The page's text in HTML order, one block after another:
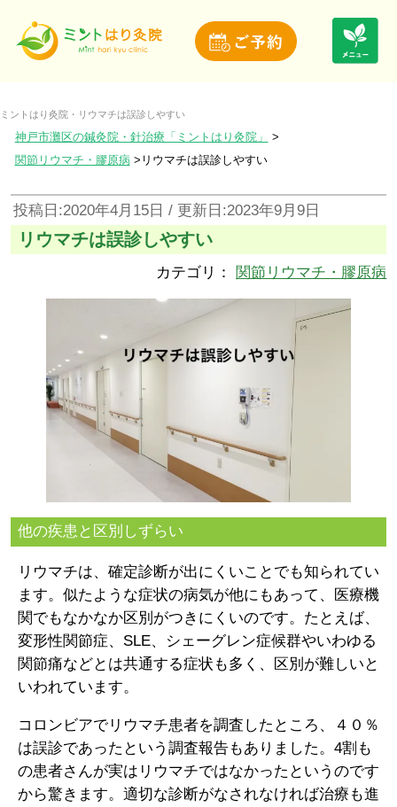
ミントはり灸院・リウマチは誤診しやすい
神戸市灘区の鍼灸院・針治療「ミントはり灸院」
関節リウマチ・膠原病
リウマチは誤診しやすい
投稿日:2020年4月15日 / 更新日:2023年9月9日
リウマチは誤診しやすい
カテゴリ： 関節リウマチ・膠原病
他の疾患と区別しずらい
リウマチは、確定診断が出にくいことでも知られてい
ます。似たような症状の病気が他にもあって、医療機
関でもなかなか区別がつきにくいのです。たとえば、
変形性関節症、SLE、シェーグレン症候群やいわゆる
関節痛などとは共通する症状も多く、区別が難しいと
いわれています。
コロンビアでリウマチ患者を調査したところ、４０％
は誤診であったという調査報告もありました。4割も
の患者さんが実はリウマチではなかったというのです
から驚きます。適切な診断がなされなければ治療も進